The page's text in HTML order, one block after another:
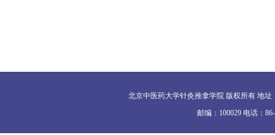
北京中医药大学针灸推拿学院 版权所有 地
邮编：100029 电话：86-